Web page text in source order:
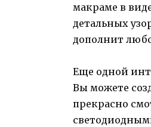
макраме в
детальных
дополнит
Еще одной
Вы можете
прекрасно